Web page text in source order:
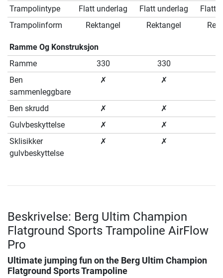
Trampolintype
Flatt underlag Flatt underlag
Flatt
Trampolinform
Rektangel Rektangel
Ramme Og Konstruksjon
Ramme
330 330
Ben
sammenleggbare
✗ ✗
Ben skrudd ✗ ✗
Gulvbeskyttelse
✗ ✗
Sklisikker
gulvbeskyttelse
✗ ✗
Beskrivelse: Berg Ultim Champion
Flatground Sports Trampoline AirFlow
Pro
Ultimate jumping fun on the Berg Ultim Champion
Flatground Sports Trampoline